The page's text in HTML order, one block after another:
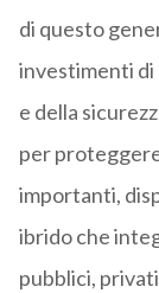
di questo
investimenti di
e della
per
importanti,
ibrido che
pubblici,